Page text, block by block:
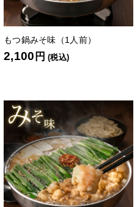
もつ鍋みそ味（1人前）
2,100 円 (税込)